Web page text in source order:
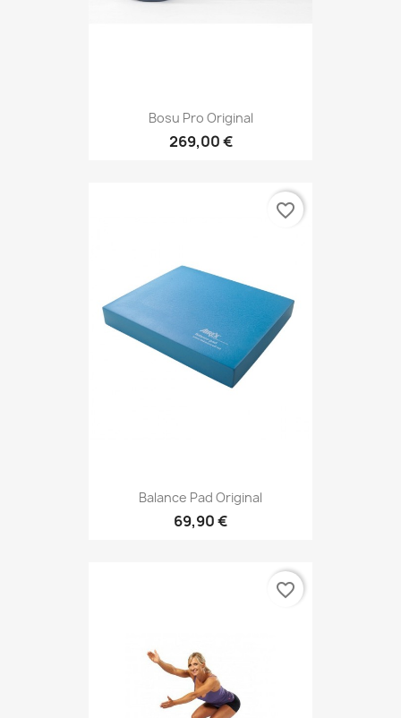
Bosu Pro Original
269,00 €
Balance Pad Original
69,90 €
favorite_border
favorite_border